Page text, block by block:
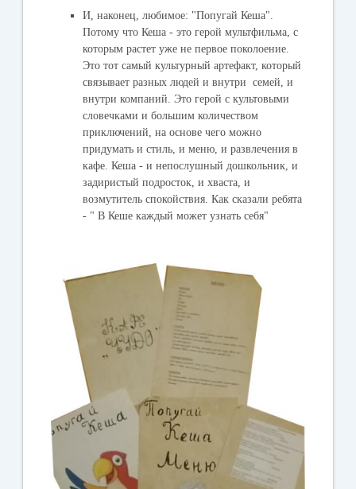
И, наконец, любимое: "Попугай Кеша".
Потому что Кеша - это герой мультфильма, с
которым растет уже не первое поколоение.
Это тот самый культурный артефакт, который
связывает разных людей и внутри семей, и
внутри компаний. Это герой с культовыми
словечками и большим количеством
приключений, на основе чего можно
придумать и стиль, и меню, и развлечения в
кафе. Кеша - и непослушный дошкольник, и
задиристый подросток, и хваста, и
возмутитель спокойствия. Как сказали ребята
- " В Кеше каждый может узнать себя"